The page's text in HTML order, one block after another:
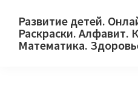
primary
main
primary
Развитие детей.
Раскраски. Алфавит.
Математика.